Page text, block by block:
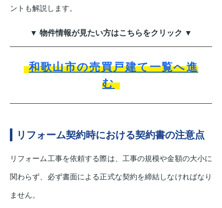
ントも解説します。
▼ 物件情報が見たい方はこちらをクリック ▼
和歌山市の売買戸建て一覧へ進
む
リフォーム契約時における契約書の注意点
リフォーム工事を依頼する際は、工事の規模や金額の大小に
関わらず、必ず書面による正式な契約を締結しなければなり
ません。